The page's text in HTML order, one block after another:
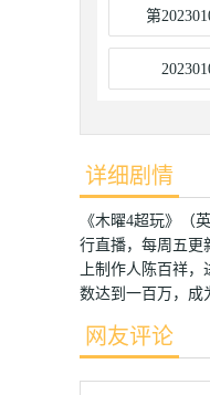
第
详细剧情
《木曜4超玩》（
行直播，每周五更
上制作人陈百祥
数达到一百万，成
网友评论